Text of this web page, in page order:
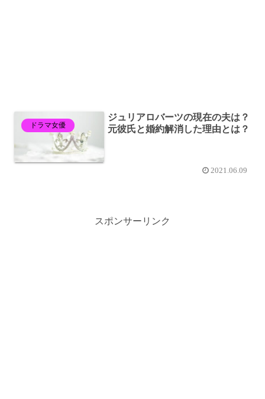
ドラマ女優
ジュリアロバーツの現在の夫は？
元彼氏と婚約解消した理由とは？
2021.06.09
スポンサーリンク